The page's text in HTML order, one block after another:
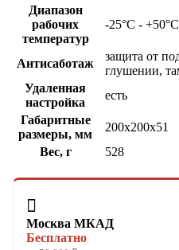
Диапазон
рабочих
температур
-25°C - +50°C
Антисаботаж
защита от
глушении,
Удаленная
настройка
есть
Габаритные
размеры, мм
200х200х51
Вес, г
528

Москва МКАД
Бесплатно